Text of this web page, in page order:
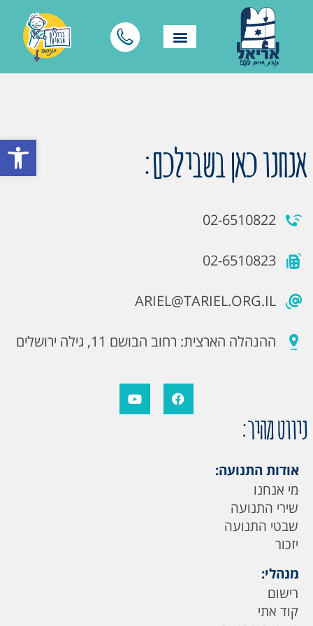
פתח אנחנו כאן בשבילכם:
02-6510822
02-6510823
ARIEL@TARIEL.ORG.IL
ההנהלה הארצית: רחוב הבושם 11, גילה ירושלים
ניווט מהיר:
אודות התנועה:
מי אנחנו
שירי התנועה
שבטי התנועה
יזכור
מנהלי:
רישום
קוד אתי